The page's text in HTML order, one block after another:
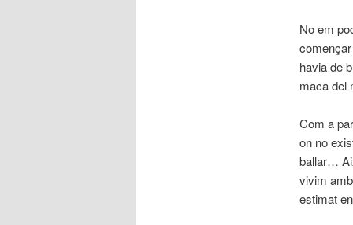
No em
havia de
maca del
Com a
on no
ballar…
vivim
estimat